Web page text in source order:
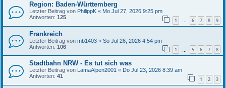
Region: Baden-Württemberg
Letzter Beitrag von PhilippK « Mo Jul 27, 2026 9:25 pm
Antworten: 125 1 … 6 7 8 9
Frankreich
Letzter Beitrag von mb1403 « So Jul 26, 2026 4:54 pm
Antworten: 106 1 5 6 7 8
Stadtbahn NRW - Es tut sich was
Letzter Beitrag von LamaAlpen2001 « Do Jul 23, 2026 8:39 am
Antworten: 41 1 2 3